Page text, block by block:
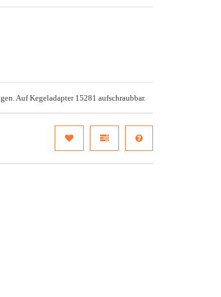
Auf Kegeladapter 15281 aufschraubbar.